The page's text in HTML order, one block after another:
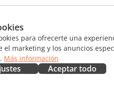
para ofrecerte una
el marketing y los anuncios
Más información
Aceptar todo